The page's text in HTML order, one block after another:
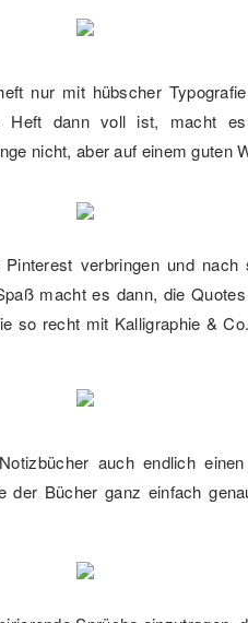
nur mit hübscher
Heft dann voll ist, macht
nicht, aber auf einem guten
verbringen und nach
macht es dann, die
so recht mit Kalligraphie &
auch endlich
der Bücher ganz einfach